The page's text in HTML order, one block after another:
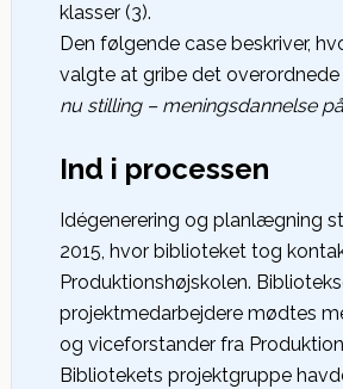
klasser (3).
Den følgende case beskriver,
valgte at gribe det overordnede
nu stilling – meningsdannelse
Ind i processen
Idégenerering og planlægning
2015, hvor biblioteket tog
Produktionshøjskolen.
projektmedarbejdere mødtes
og viceforstander fra
Bibliotekets projektgruppe